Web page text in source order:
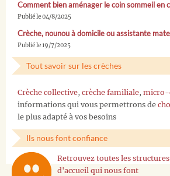
Comment bien aménager le coin sommeil en
Publié le 04/8/2025
Crèche, nounou à domicile ou assistante
Publié le 19/7/2025
Tout savoir sur les crèches
Crèche collective, crèche familiale, micro-
informations qui vous permettrons de
le plus adapté à vos besoins
Ils nous font confiance
Retrouvez toutes les structures
d'accueil qui nous font